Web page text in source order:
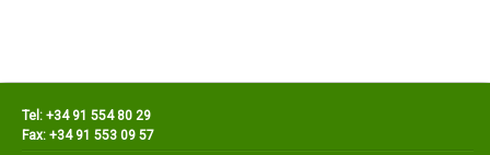
Tel: +34 91 554 80 29
Fax: +34 91 553 09 57